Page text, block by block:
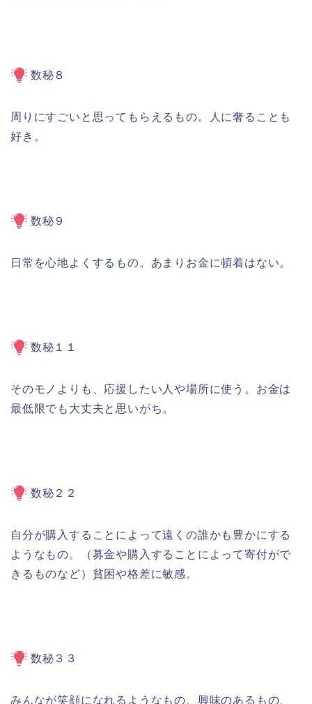
数秘８
周りにすごいと思ってもらえるもの。人に奢ることも
好き。
数秘９
日常を心地よくするもの。あまりお金に頓着はない。
数秘１１
そのモノよりも、応援したい人や場所に使う。お金は
最低限でも大丈夫と思いがち。
数秘２２
自分が購入することによって遠くの誰かも豊かにする
ようなもの。（募金や購入することによって寄付がで
きるものなど）貧困や格差に敏感。
数秘３３
みんなが笑顔になれるようなもの、興味のあるもの、